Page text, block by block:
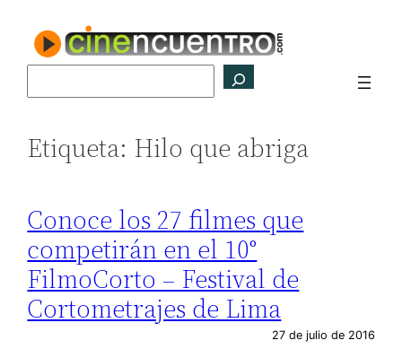
contenido
Etiqueta: Hilo que abriga
Conoce los 27 filmes que
competirán en el 10°
FilmoCorto – Festival de
Cortometrajes de Lima
27 de julio de 2016